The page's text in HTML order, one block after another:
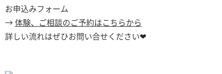
お申込みフォーム
→ 体験、ご相談のご予約はこちらから
詳しい流れはぜひお問い合せください❤